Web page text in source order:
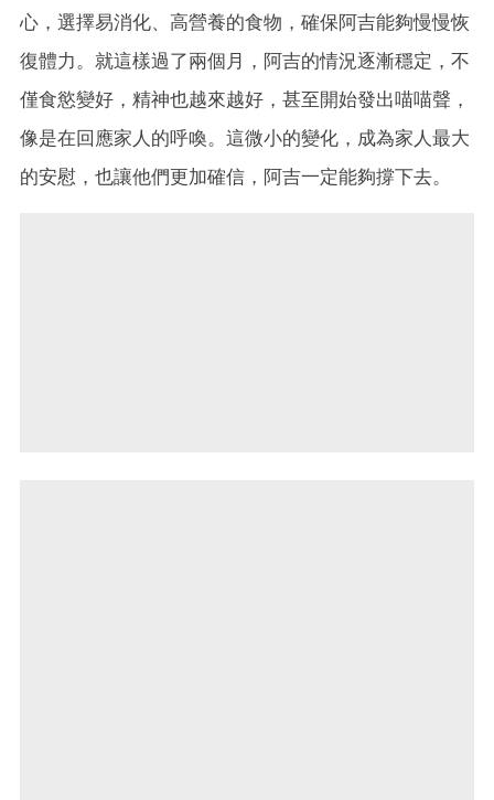
心，選擇易消化、高營養的食物，確保阿吉能夠慢慢恢
復體力。就這樣過了兩個月，阿吉的情況逐漸穩定，不
僅食慾變好，精神也越來越好，甚至開始發出喵喵聲，
像是在回應家人的呼喚。這微小的變化，成為家人最大
的安慰，也讓他們更加確信，阿吉一定能夠撐下去。